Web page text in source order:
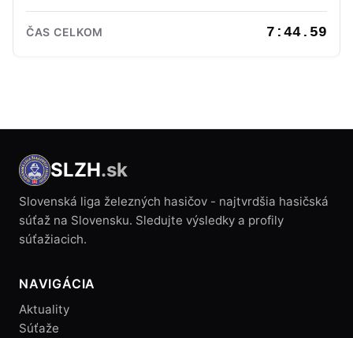
7:44.59
SLZH.sk
Slovenská liga železných hasičov - najtvrdšia hasičská
súťaž na Slovensku. Sledujte výsledky a profily
súťažiacich.
NAVIGÁCIA
Aktuality
Súťaže